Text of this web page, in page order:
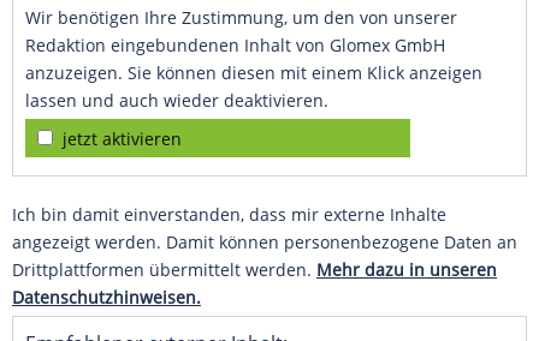
Wir benötigen Ihre Zustimmung, um den von unserer
Redaktion eingebundenen Inhalt von Glomex GmbH
anzuzeigen. Sie können diesen mit einem Klick anzeigen
lassen und auch wieder deaktivieren.
jetzt aktivieren
Ich bin damit einverstanden, dass mir externe Inhalte
angezeigt werden. Damit können personenbezogene Daten an
Drittplattformen übermittelt werden. Mehr dazu in unseren
Datenschutzhinweisen.